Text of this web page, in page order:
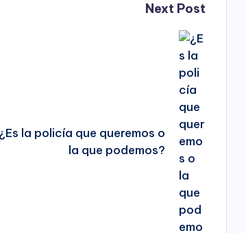
Next Post
¿Es la policía que queremos o
la que podemos?